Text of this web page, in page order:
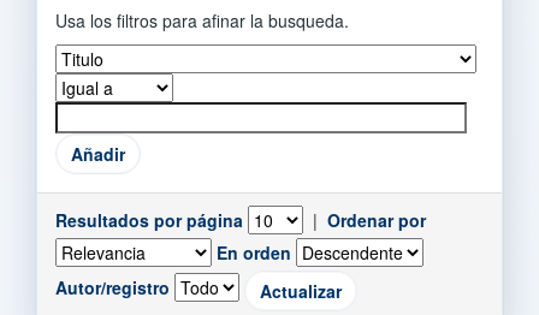
Usa los filtros para afinar la busqueda.
Resultados por página | Ordenar por
En orden
Autor/registro